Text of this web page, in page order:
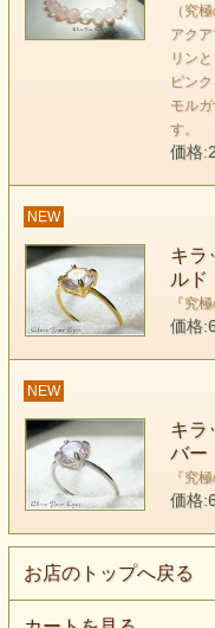
なんて透明で繊
その心は現実
しっ
自分の時
こうだと
頑固な面
今の競争世界
彼らの中
共存という
繊細で傷
そのようなストレス
とても不安で殻に閉じ
その不安感は
ストレス
（究
アク
リン
ピン
モル
す。
価格
NEW
キ
ルド
『究
価格
NEW
キ
バー
『究
価格
お店のトップへ戻る